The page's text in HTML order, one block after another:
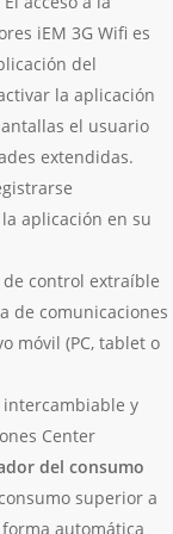
iEM 3G Wifi es
del
la aplicación
el usuario
extendidas.
aplicación en su
control extraíble
de comunicaciones
móvil (PC, tablet o
intercambiable y
Center
del consumo
superior a
automática